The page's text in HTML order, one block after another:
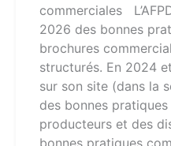
commerciales
2026 des bonnes
brochures
structurés. En 2024
sur son site (dans la
des bonnes pratiques
producteurs et des
bonnes pratiques